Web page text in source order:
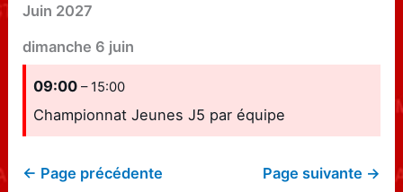
Juin 2027
dimanche 6 juin
09:00– 15:00
Championnat Jeunes J5 par équipe
← Page précédente Page suivante →